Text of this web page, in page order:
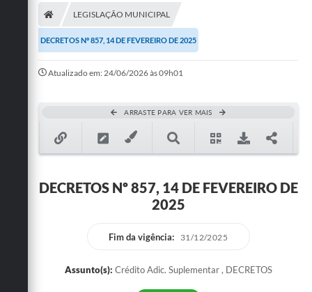
LEGISLAÇÃO MUNICIPAL
DECRETOS Nº 857, 14 DE FEVEREIRO DE 2025
Atualizado em: 24/06/2026 às 09h01
ARRASTE PARA VER MAIS
DECRETOS Nº 857, 14 DE FEVEREIRO DE
2025
Fim da vigência: 31/12/2025
Assunto(s): Crédito Adic. Suplementar , DECRETOS